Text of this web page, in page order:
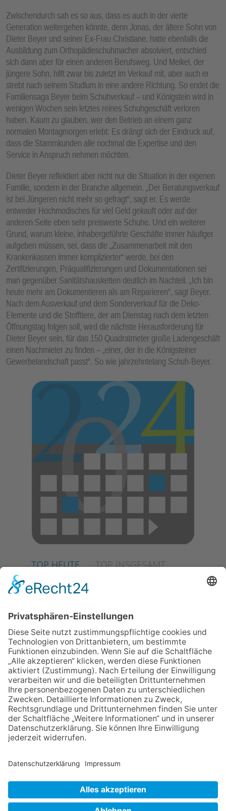
Zwischendurch sah es so aus, dass es auch in der vierte
Generation weitergehen könnte, denn Jonas, der ältere Sohn von
Dieter Beyer und seiner Ex-Frau Christiane, hatte ebenfalls die
Ausbildung zum Orthopädieschuhmacher absolviert, entschied
sich dann aber für einen anderen Berufsweg. Und Meikel, der
jüngere Sohn, hilft zwar bis zuletzt im Verkauf mit, aber auch er
strebt nach seinem Studium in eine andere Richtung. So endet die
Familiensaga Beyer beim Schuhverkauf – und Königstein wird in
wenigen Wochen sein letztes reines Schuhgeschäft verloren
haben. Kaum zu glauben, wer den Betrieb an einem ganz
normalen Montagmorgen erlebt: Es drängt sich der Eindruck auf,
dass die Stammkunden alle nochmal die Expertise und den
Service in Anspruch nehmen möchten.
Dieter Beyer reflektiert aber nicht nur die Situation in der eigenen
Familie, sondern in der Branche allgemein. „Der Beratungsverkauf
ist bei Jüngeren nicht mehr so gefragt“, sagt er. Es werde
entweder Hochmodisches für viel Geld gekauft oder auf der
anderen Seite eben sehr preiswerte Schuhe. Und ein weiterer
Grund, warum kleine, inhabergeführte Geschäfte immer häufiger
aufgeben müssen, sei, dass die „Zusammenarbeit mit den
Krankenkassen immer komplizierter“ werde, bei den
Zertifizierungen, Präqualifizierungen und Dokumentationen sei
man gegenüber Sanitätshausketten deutlich im Nachteil. „Ich bin
heute mehr am Dokumentieren als am Reparieren“, sagt Beyer.
Nach dem Ausverkauf und dem Sonderverkauf für die Deko-
Elemente und die Stofftiere, der am Dienstag nach dem letzten
Öffnungstag folgen soll, wird die nächste Herausforderung für
Dieter Beyer sein, für das 150 Quadratmeter große Ladengeschäft
einen Nachmieter zu finden – „einer, der in die Königsteiner
Gewerbelandschaft passt“. So wie jahrzehntelang Schuh-Beyer.
TOP HEUTE TOP INSGESAMT
02.07.2026
04.06.2026
Junge Musiker erringen Sieg
beim Mendelssohn-
Wettbewerb
23.07.2026
Partnerschaftsverein
Kronberg-Aberystwyth feiert
30-Jähriges
06.08.2026
„Die Globale Märchenstraße“:
Workshopreihe in der
Stadtbücherei
13.05.2026
GEWINNSPIEL
NACH OBEN
Datenschutz Netiquette FAQ